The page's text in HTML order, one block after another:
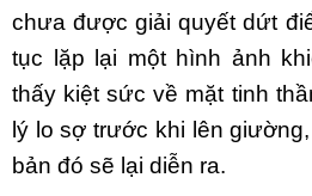
chưa được giải quyết dứt
tục lặp lại một hình ảnh
thấy kiệt sức về mặt tinh
lý lo sợ trước khi lên
bản đó sẽ lại diễn ra.